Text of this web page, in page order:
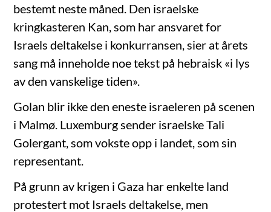
bestemt neste måned. Den israelske
kringkasteren Kan, som har ansvaret for
Israels deltakelse i konkurransen, sier at årets
sang må inneholde noe tekst på hebraisk «i lys
av den vanskelige tiden».
Golan blir ikke den eneste israeleren på scenen
i Malmø. Luxemburg sender israelske Tali
Golergant, som vokste opp i landet, som sin
representant.
På grunn av krigen i Gaza har enkelte land
protestert mot Israels deltakelse, men